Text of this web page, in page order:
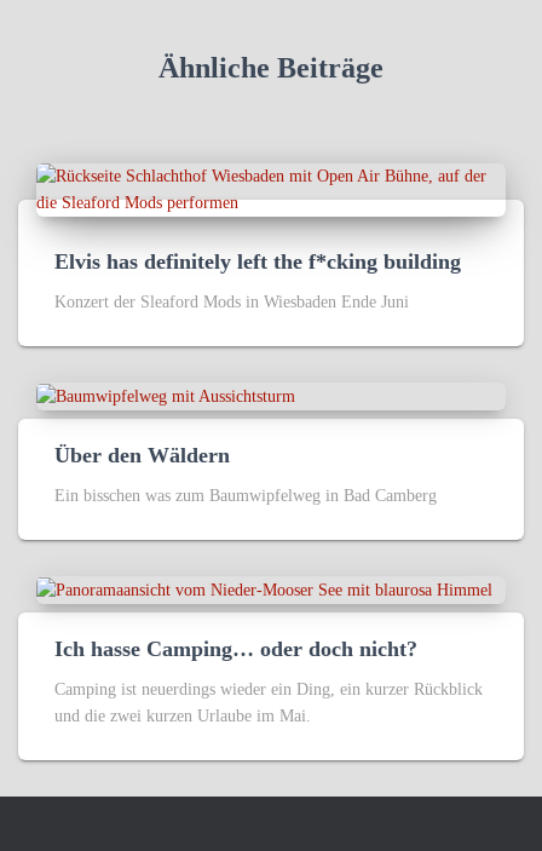
Ähnliche Beiträge
Elvis has definitely left the f*cking building
Konzert der Sleaford Mods in Wiesbaden Ende Juni
Über den Wäldern
Ein bisschen was zum Baumwipfelweg in Bad Camberg
Ich hasse Camping… oder doch nicht?
Camping ist neuerdings wieder ein Ding, ein kurzer Rückblick
und die zwei kurzen Urlaube im Mai.